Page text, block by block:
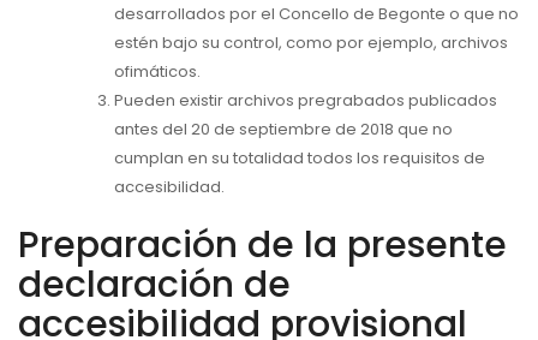
desarrollados por el Concello de Begonte o que no
estén bajo su control, como por ejemplo, archivos
ofimáticos.
Pueden existir archivos pregrabados publicados
antes del 20 de septiembre de 2018 que no
cumplan en su totalidad todos los requisitos de
accesibilidad.
Preparación de la presente
declaración de
accesibilidad provisional